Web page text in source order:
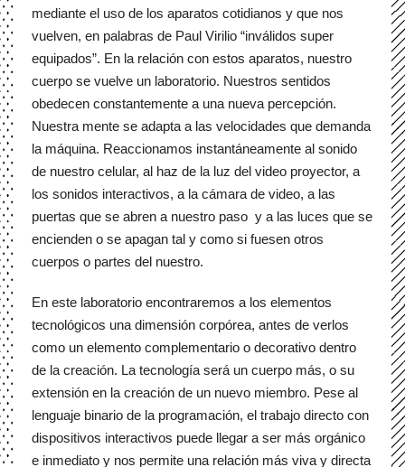
mediante el uso de los aparatos cotidianos y que nos
vuelven, en palabras de Paul Virilio “inválidos super
equipados”. En la relación con estos aparatos, nuestro
cuerpo se vuelve un laboratorio. Nuestros sentidos
obedecen constantemente a una nueva percepción.
Nuestra mente se adapta a las velocidades que demanda
la máquina. Reaccionamos instantáneamente al sonido
de nuestro celular, al haz de la luz del video proyector, a
los sonidos interactivos, a la cámara de video, a las
puertas que se abren a nuestro paso  y a las luces que se
encienden o se apagan tal y como si fuesen otros
cuerpos o partes del nuestro.
En este laboratorio encontraremos a los elementos
tecnológicos una dimensión corpórea, antes de verlos
como un elemento complementario o decorativo dentro
de la creación. La tecnología será un cuerpo más, o su
extensión en la creación de un nuevo miembro. Pese al
lenguaje binario de la programación, el trabajo directo con
dispositivos interactivos puede llegar a ser más orgánico
e inmediato y nos permite una relación más viva y directa